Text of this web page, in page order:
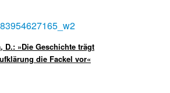
D.: »Die Geschichte trägt
die Fackel vor«